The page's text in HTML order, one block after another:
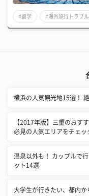
#留学 #海外旅行トラブル
横浜の人気観光地15選！
【2017年版】三重のおす
必見の人気エリアをチェッ
温泉以外も！ カップルで
ット14選
大学生が行きたい、都内か